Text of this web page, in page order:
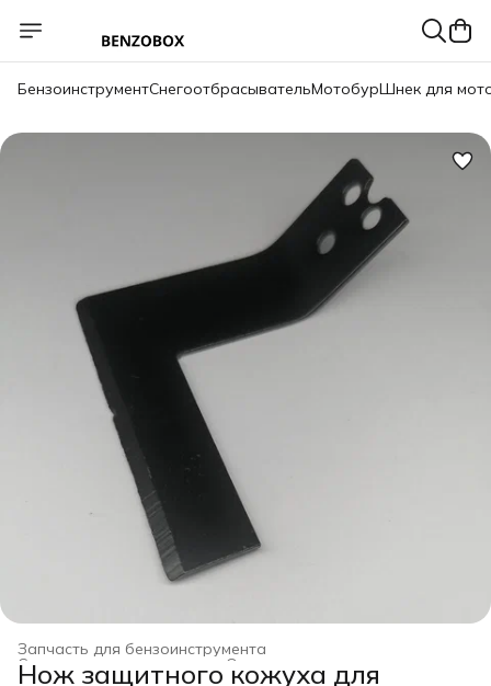
БензоинструментСнегоотбрасывательМотобурШнек для
Запчасть для бензоинструмента
Оснастка для инструмента
Строительство и ремонт
Главная ›
Нож защитного кожуха для